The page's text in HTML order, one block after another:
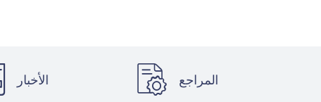
الأخبار المراجع